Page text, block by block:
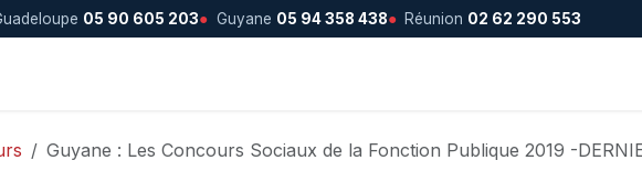
05 90 605 203● Guyane 05 94 358 438● Réunion 02 62 290 553
Guyane : Les Concours Sociaux de la Fonction Publique 2019 -